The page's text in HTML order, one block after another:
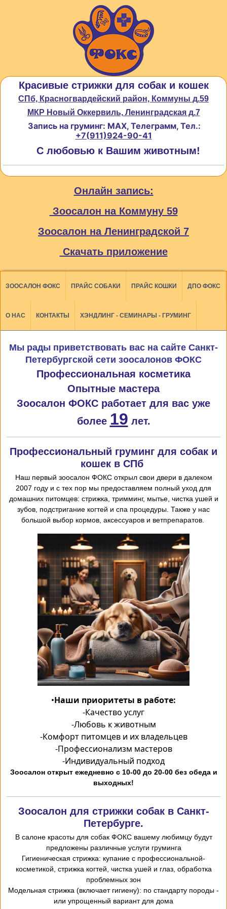
Красивые стрижки для собак и кошек
СПб, Красногвардейский район, Коммуны д.59
МКР Новый Оккервиль, Ленинградская д.7
Запись на груминг: MAX, Телеграмм, Тел.:
+7(911)924-90-41
С любовью к Вашим животным!
Онлайн запись:
Зоосалон на Коммуну 59
Зоосалон на Ленинградской 7
Скачать приложение
ЗООСАЛОН ФОКС ПРАЙС СОБАКИ ПРАЙС КОШКИ ДПО ФОКС
О НАС КОНТАКТЫ ХЭНДЛИНГ - СЕМИНАРЫ - ГРУМИНГ
Мы рады приветствовать вас на сайте Санкт-
Петербургской сети зоосалонов ФОКС
Профессиональная косметика
Опытные мастера
Зоосалон ФОКС работает для вас уже
более 19 лет.
Профессиональный груминг для собак и
кошек в СПб
Наш первый зоосалон ФОКС открыл свои двери в далеком
2007 году и с тех пор мы предоставляем полный уход для
домашних питомцев: стрижка, тримминг, мытье, чистка ушей и
зубов, подстригание когтей и спа процедуры. Также у нас
большой выбор кормов, аксессуаров и ветпрепаратов.
•Наши приоритеты в работе:
-Качество услуг
-Любовь к животным
-Комфорт питомцев и их владельцев
-Профессионализм мастеров
-Индивидуальный подход
Зоосалон открыт ежедневно с 10-00 до 20-00 без обеда и
выходных!
Зоосалон для стрижки собак в Санкт-
Петербурге.
В салоне красоты для собак ФОКС вашему любимцу будут
предложены различные услуги груминга
-Гигиеническая стрижка: купание с профессиональной
косметикой, стрижка когтей, чистка ушей и глаз, обработка
проблемных зон
- Модельная стрижка (включает гигиену): по стандарту породы
или упрощенный вариант для дома